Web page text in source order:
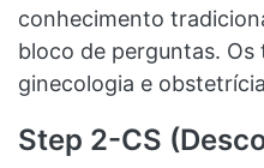
conhecimento
bloco de perguntas. Os
ginecologia e
Step 2-CS